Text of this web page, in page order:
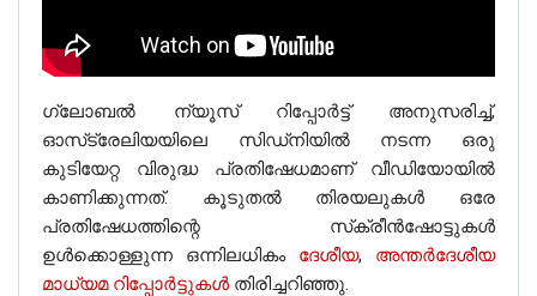
ഗ്ലോബൽ ന്യൂസ് റിപ്പോർട്ട് അനുസരിച്ച്,
ഓസ്‌ട്രേലിയയിലെ സിഡ്‌നിയിൽ നടന്ന ഒരു
കുടിയേറ്റ വിരുദ്ധ പ്രതിഷേധമാണ് വീഡിയോയിൽ
കാണിക്കുന്നത്. കൂടുതൽ തിരയലുകൾ ഒരേ
പ്രതിഷേധത്തിന്റെ സ്‌ക്രീൻഷോട്ടുകൾ
ഉൾക്കൊള്ളുന്ന ഒന്നിലധികം ദേശീയ, അന്തർദേശീയ
മാധ്യമ റിപ്പോർട്ടുകൾ തിരിച്ചറിഞ്ഞു.